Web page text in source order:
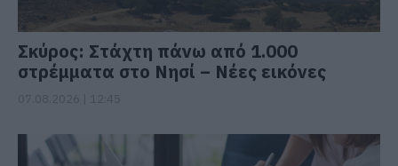
Σκύρος: Στάχτη πάνω από 1.000
στρέμματα στο Νησί – Νέες εικόνες